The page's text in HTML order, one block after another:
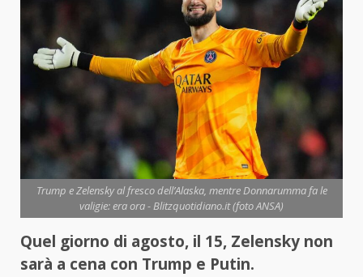
Trump e Zelensky al fresco dell’Alaska, mentre Donnarumma fa le
valigie: era ora - Blitzquotidiano.it (foto ANSA)
Quel giorno di agosto, il 15, Zelensky non
sarà a cena con Trump e Putin.